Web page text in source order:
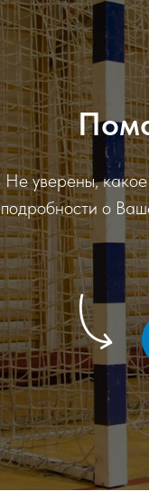
Не уверены,
подробности о